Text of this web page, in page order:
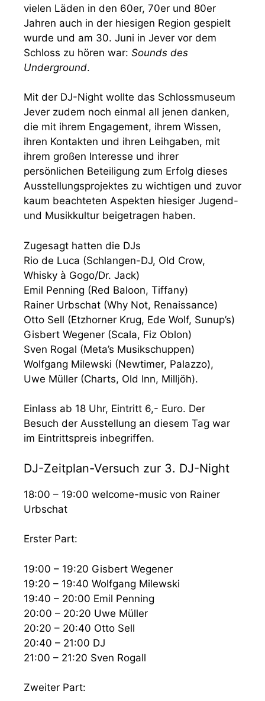
vielen Läden in den 60er, 70er und 80er
Jahren auch in der hiesigen Region gespielt
wurde und am 30. Juni in Jever vor dem
Schloss zu hören war: Sounds des
Underground.
Mit der DJ-Night wollte das Schlossmuseum
Jever zudem noch einmal all jenen danken,
die mit ihrem Engagement, ihrem Wissen,
ihren Kontakten und ihren Leihgaben, mit
ihrem großen Interesse und ihrer
persönlichen Beteiligung zum Erfolg dieses
Ausstellungsprojektes zu wichtigen und zuvor
kaum beachteten Aspekten hiesiger Jugend-
und Musikkultur beigetragen haben.
Zugesagt hatten die DJs
Rio de Luca (Schlangen-DJ, Old Crow,
Whisky à Gogo/Dr. Jack)
Emil Penning (Red Baloon, Tiffany)
Rainer Urbschat (Why Not, Renaissance)
Otto Sell (Etzhorner Krug, Ede Wolf, Sunup’s)
Gisbert Wegener (Scala, Fiz Oblon)
Sven Rogal (Meta’s Musikschuppen)
Wolfgang Milewski (Newtimer, Palazzo),
Uwe Müller (Charts, Old Inn, Milljöh).
Einlass ab 18 Uhr, Eintritt 6,- Euro. Der
Besuch der Ausstellung an diesem Tag war
im Eintrittspreis inbegriffen.
DJ-Zeitplan-Versuch zur 3. DJ-Night
18:00 – 19:00 welcome-music von Rainer
Urbschat
Erster Part:
19:00 – 19:20 Gisbert Wegener
19:20 – 19:40 Wolfgang Milewski
19:40 – 20:00 Emil Penning
20:00 – 20:20 Uwe Müller
20:20 – 20:40 Otto Sell
20:40 – 21:00 DJ
21:00 – 21:20 Sven Rogall
Zweiter Part: